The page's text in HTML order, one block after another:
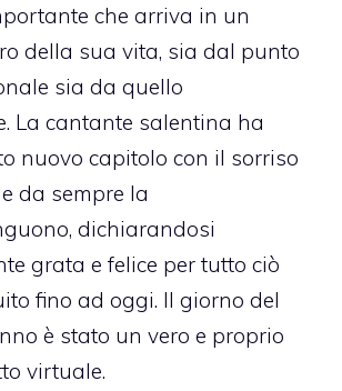
che arriva in un
della sua vita, sia dal punto
sia da quello
La cantante salentina ha
nuovo capitolo con il sorriso
da sempre la
dichiarandosi
grata e felice per tutto ciò
fino ad oggi. Il giorno del
è stato un vero e proprio
virtuale.